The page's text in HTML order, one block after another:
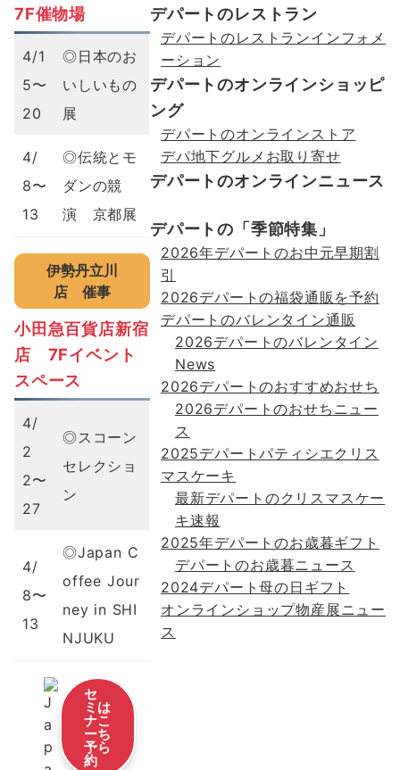
7F催物場
4/1
5〜
20
◎日本のお
いしいもの
展
4/
8〜
13
◎伝統とモ
ダンの競
演 京都展
伊勢丹立川
店
催事
小田急百貨店新宿
店 7Fイベント
スペース
4/
2
2〜
27
◎スコーン
セレクショ
ン
4/
8〜
13
◎Japan C
offee Jour
ney in SHI
NJUKU
セ
ミ
ナ
ー
予
約
は
こ
ち
ら
デパートのレストラン
デパートのレストランインフォメ
ーション
デパートのオンラインショッピ
ング
デパートのオンラインストア
デパ地下グルメお取り寄せ
デパートのオンラインニュース
デパートの「季節特集」
2026年デパートのお中元早期割
引
2026デパートの福袋通販を予約
デパートのバレンタイン通販
2026デパートのバレンタイン
News
2026デパートのおすすめおせち
2026デパートのおせちニュー
ス
2025デパートパティシエクリス
マスケーキ
最新デパートのクリスマスケー
キ速報
2025年デパートのお歳暮ギフト
デパートのお歳暮ニュース
2024デパート母の日ギフト
オンラインショップ物産展ニュー
ス